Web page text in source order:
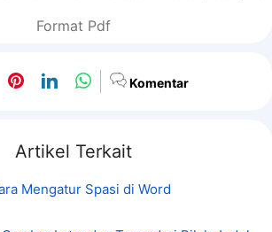
Format Pdf
Komentar
Artikel Terkait
Mengatur Spasi di Word